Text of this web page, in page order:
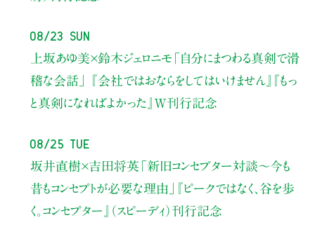
08/23 Sun
上坂あゆ美×鈴木ジェロニモ 「自分にまつわる真剣で滑
稽な会話」
『会社ではおならをしてはいけません』『もっ
と真剣になればよかった』W刊行記念
08/25 Tue
坂井直樹×吉田将英「新旧コンセプター対談～今も
昔もコンセプトが必要な理由」
『ピークではなく、谷を歩
く。コンセプター』（スピーディ）刊行記念